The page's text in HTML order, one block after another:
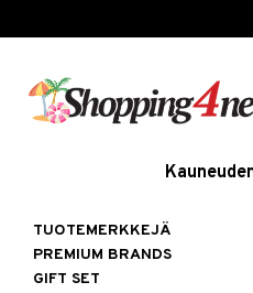
TUOTEMERKKEJÄ
PREMIUM BRANDS
GIFT SET